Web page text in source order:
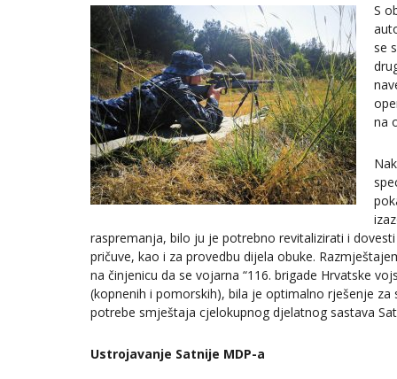
S
se
na
raspremanja, bilo ju je potrebno revitalizirati i
pričuve, kao i za provedbu dijela obuke.
na činjenicu da se vojarna “116. brigade Hrvatske
(kopnenih i pomorskih), bila je optimalno rješenje
potrebe smještaja cjelokupnog djelatnog sastava
Ustrojavanje Satnije MDP-a